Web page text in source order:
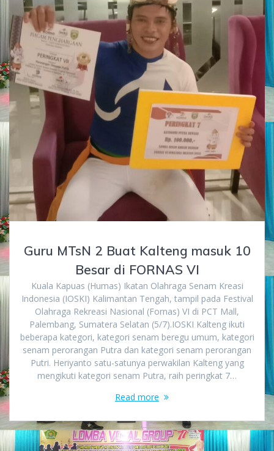
Guru MTsN 2 Buat Kalteng masuk 10
Besar di FORNAS VI
Kuala Kapuas (Humas) Ikatan Olahraga Senam Kreasi
Indonesia (IOSKI) Kalimantan Tengah, tampil pada Festival
Olahraga Rekreasi Nasional (Fornas) VI di PCT Mall,
Palembang, Sumatera Selatan (5/7).IOSKI Kalteng ikuti
beberapa kategori, kategori senam beregu umum, kategori
senam perorangan Putra dan kategori senam perorangan
Putri. Heriyanto satu-satunya perwakilan Kalteng yang
mengikuti kategori senam Putra, raih peringkat 7…
Read more